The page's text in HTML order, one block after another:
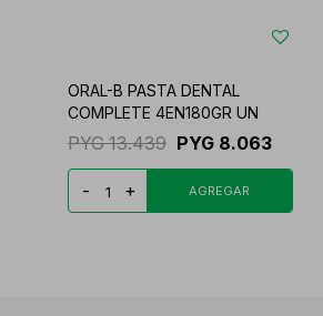
ORAL-B PASTA DENTAL
COMPLETE 4EN180GR UN
PYG 13.439 PYG 8.063
- +